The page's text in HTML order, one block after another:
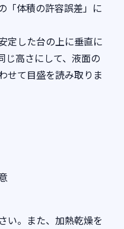
「体積の許容誤差」に
定した台の上に垂直に
じ高さにして、液面の
せて目盛を読み取りま
い。また、加熱乾燥を